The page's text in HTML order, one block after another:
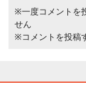
※一度コメントを
せん
※コメントを投稿